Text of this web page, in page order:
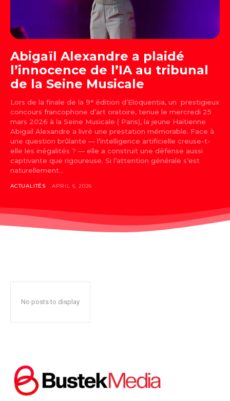
Don't miss
Sing up for our newsletter
to stay in the loop.
Abigaïl Alexandre a plaidé
l’innocence de l’IA au tribunal
de la Seine Musicale
Lors de la finale de la 9ᵉ édition d’Eloquentia, un prestigieux
concours francophone d’art oratoire, tenue le mercredi 25
mars 2026 à la Seine Musicale ( Paris), la jeune Haïtienne
Abigaïl Alexandre a livré une prestation mémorable. Face à
une question brûlante — l’intelligence artificielle creuse-t-
elle les inégalités ? — elle a construit une défense aussi
captivante que rigoureuse. Si l’attention générale s’est
naturellement...
ACTUALITÉS APRIL 6, 2026
No posts to display